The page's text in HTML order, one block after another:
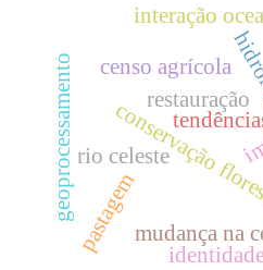
conservação
censo agrícola
mudança na
rio celeste
geoprocessamento
interação
restauração
pastagem